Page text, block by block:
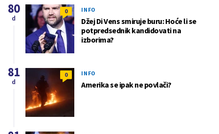
0 INFO
Džej Di Vens smiruje buru: Hoće li se
potpredsednik kandidovati na
izborima?
80
d
0 INFO
Amerika se ipak ne povlači?
81
d